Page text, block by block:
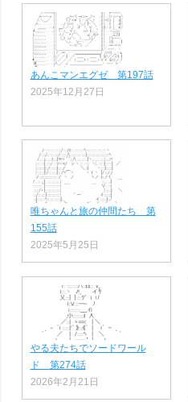
あんこマンエグゼ 第197話
2025年12月27日
唯ちゃんと旅の仲間たち 第
155話
2025年5月25日
やる夫たちでソードワール
ド 第274話
2026年2月21日